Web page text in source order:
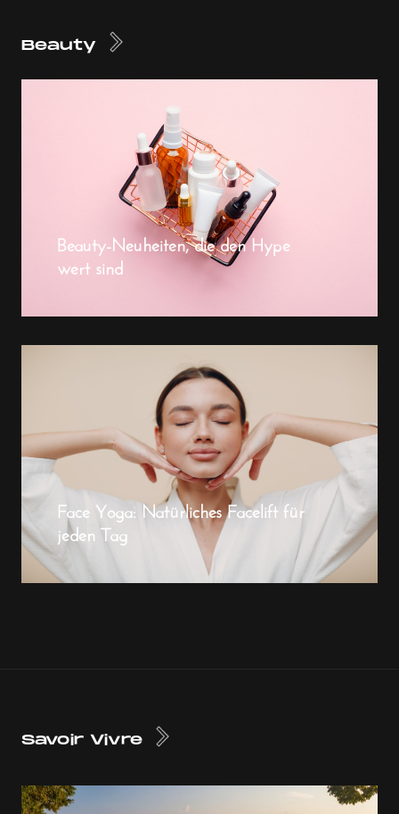
Beauty
Beauty-Neuheiten, die den Hype
wert sind
Face Yoga: Natürliches Facelift für
jeden Tag
Savoir Vivre